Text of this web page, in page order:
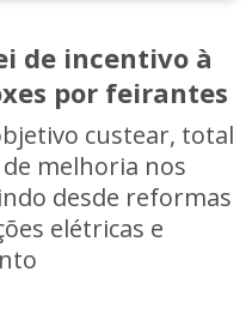
de incentivo à
por feirantes
custear, total
melhoria nos
desde reformas
elétricas e